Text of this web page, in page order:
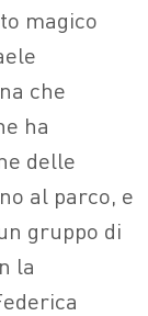
magico
che
ha
delle
al parco, e
gruppo di
la